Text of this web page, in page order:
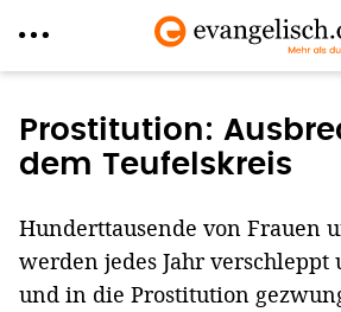
zum
Inhalt
Prostitution:
dem Teufelskreis
Hunderttausende von Frauen
werden jedes Jahr verschleppt
und in die Prostitution